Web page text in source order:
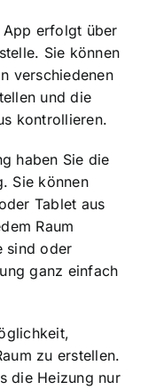
App erfolgt über
Sie können
verschiedenen
und die
kontrollieren.
haben Sie die
Sie können
Tablet aus
Raum
sind oder
ganz einfach
zu erstellen.
die Heizung nur